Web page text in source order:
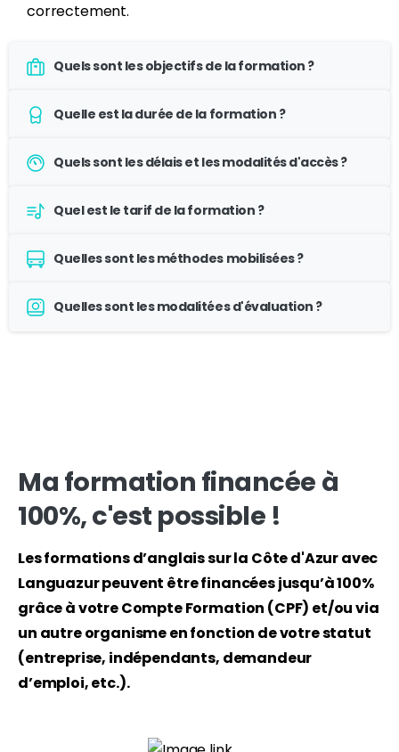
correctement.
Quels sont les objectifs de la formation ?
Quelle est la durée de la formation ?
Quels sont les délais et les modalités d'accès ?
Quel est le tarif de la formation ?
Quelles sont les méthodes mobilisées ?
Quelles sont les modalitées d'évaluation ?
Ma formation financée à
100%,c'est possible !
Les formations d’anglais sur la Côte d'Azur avec
Languazur peuvent être financées jusqu’à 100%
grâce à votre Compte Formation (CPF) et/ou via
un autre organisme en fonction de votre statut
(entreprise, indépendants, demandeur
d’emploi, etc.).